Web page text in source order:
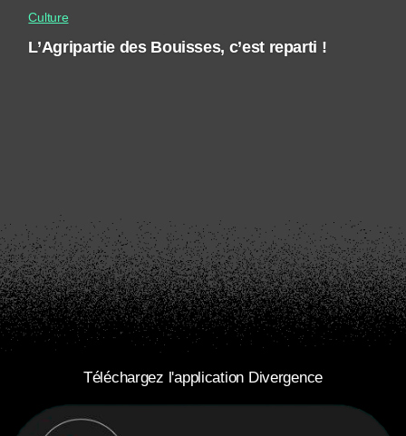
Culture
L’Agripartie des Bouisses, c’est reparti !
Téléchargez l'application Divergence